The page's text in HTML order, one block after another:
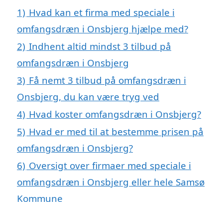
1) Hvad kan et firma med speciale i
omfangsdræn i Onsbjerg hjælpe med?
2) Indhent altid mindst 3 tilbud på
omfangsdræn i Onsbjerg
3) Få nemt 3 tilbud på omfangsdræn i
Onsbjerg, du kan være tryg ved
4) Hvad koster omfangsdræn i Onsbjerg?
5) Hvad er med til at bestemme prisen på
omfangsdræn i Onsbjerg?
6) Oversigt over firmaer med speciale i
omfangsdræn i Onsbjerg eller hele Samsø
Kommune